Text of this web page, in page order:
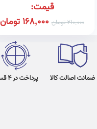
قیمت:
210,000تومان 168,000تومان
ضمانت اصالت کالا پرداخت در 4 قسط